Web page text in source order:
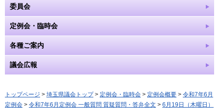
委員会
定例会・臨時会
各種ご案内
議会広報
トップページ > 埼玉県議会トップ> 定例会・臨時会 > 定例会概要 > 令和7年6月
定例会 > 令和7年6月定例会 一般質問 質疑質問・答弁全文 > 6月19日（木曜日）